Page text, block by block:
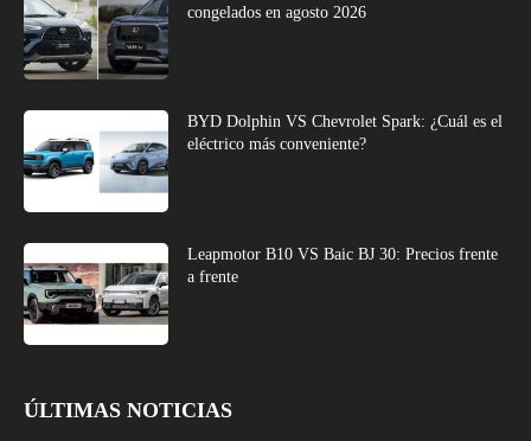
congelados en agosto 2026
BYD Dolphin VS Chevrolet Spark: ¿Cuál es el
eléctrico más conveniente?
Leapmotor B10 VS Baic BJ 30: Precios frente
a frente
ÚLTIMAS NOTICIAS